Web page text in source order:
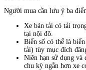
Người mua cần lưu ý ba
Xe bán tải có tải
tại nội đô.
Biển số có thể là
tải) tùy mục đích
Niên hạn sử dụng và
chu kỳ ngắn hơn xe